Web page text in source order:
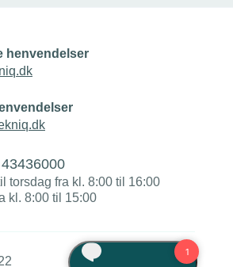
henvendelser
43436000
torsdag fra kl. 8:00 til 16:00
kl. 8:00 til 15:00